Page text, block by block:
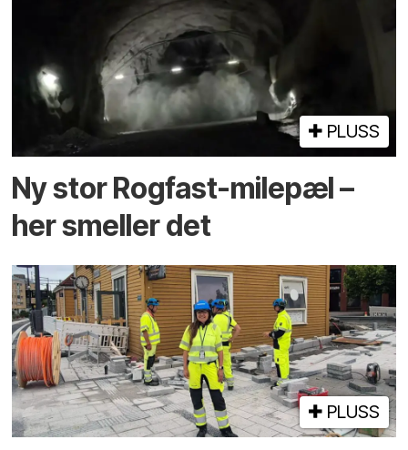
PLUSS
Ny stor Rogfast-milepæl –
her smeller det
PLUSS